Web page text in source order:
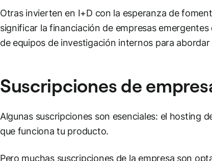
Otras invierten en I+D con la esperanza de
significar la financiación de empresas
de equipos de investigación internos para
Suscripciones de
Algunas suscripciones son esenciales: el hosting
que funciona tu producto.
Pero muchas suscripciones de la empresa son